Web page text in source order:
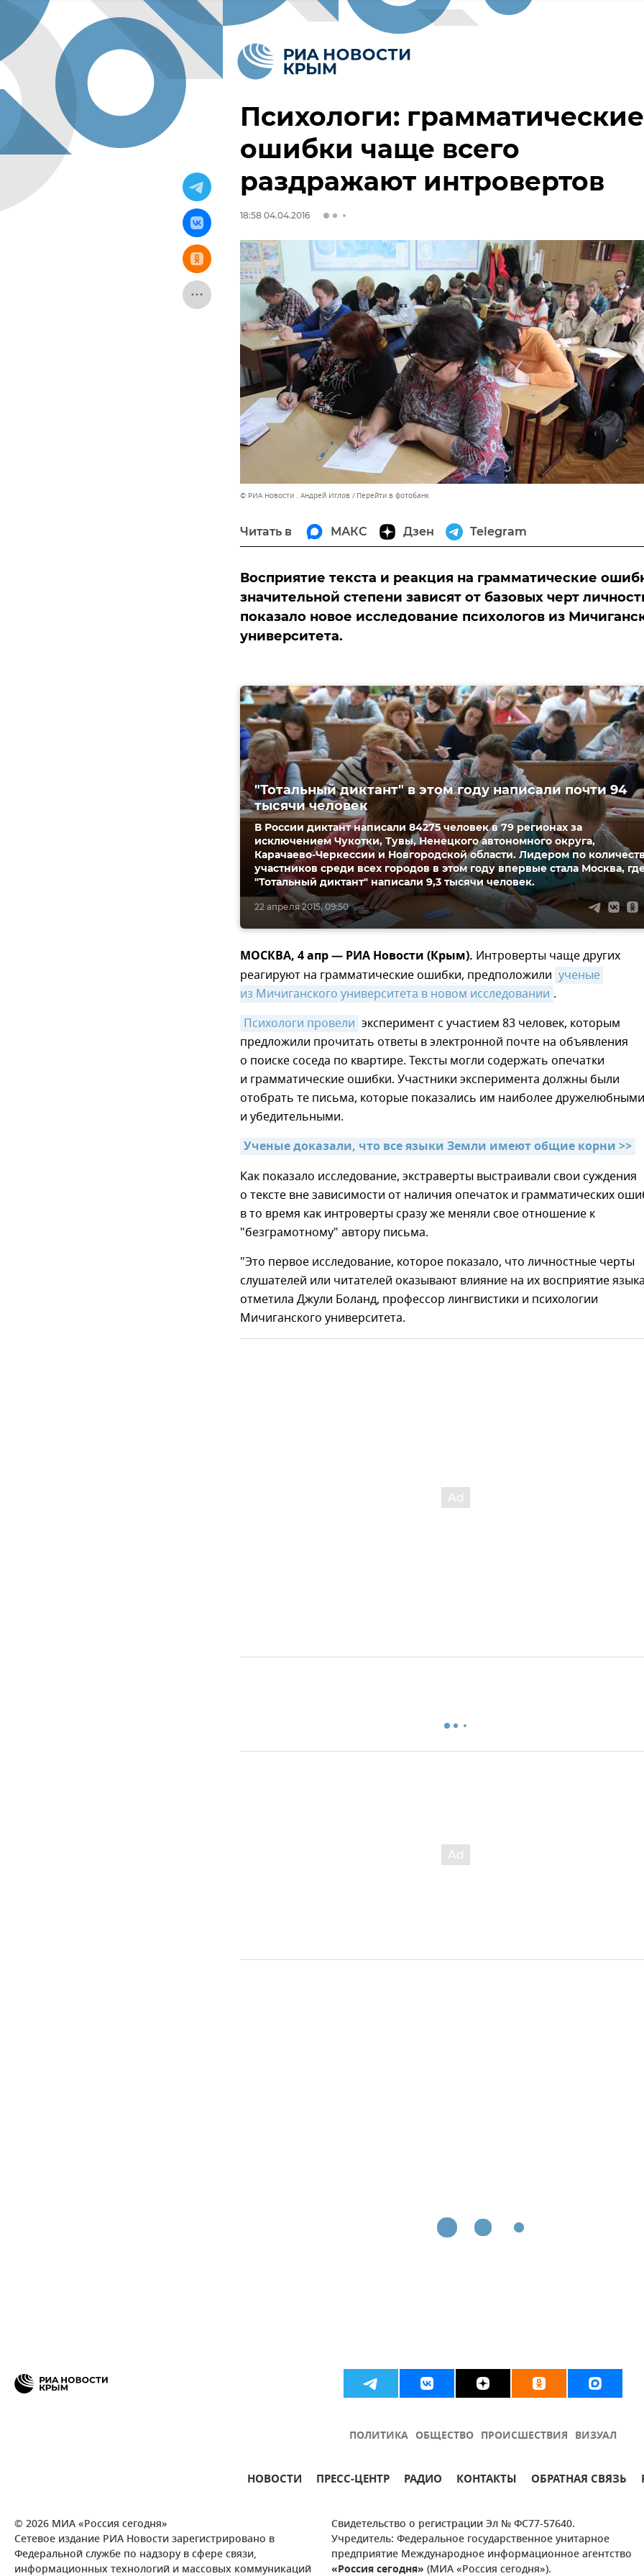
Психологи: грамматические
ошибки чаще всего
раздражают интровертов
18:58 04.04.2016
© РИА Новости . Андрей Иглов Перейти в фотобанк
Читать в МАКС Дзен Telegram
Восприятие текста и реакция на грамматические
значительной степени зависят от базовых черт
показало новое исследование психологов из
университета.
22 апреля 2015, 09:50
"Тотальный диктант" в этом году написали почти 94
тысячи человек
В России диктант написали 84275 человек в 79 регионах за
исключением Чукотки, Тувы, Ненецкого автономного округа,
Карачаево-Черкессии и Новгородской области. Лидером по
участников среди всех городов в этом году впервые стала Москва,
"Тотальный диктант" написали 9,3 тысячи человек.
МОСКВА, 4 апр — РИА Новости (Крым). Интроверты чаще других
реагируют на грамматические ошибки, предположили ученые
из Мичиганского университета в новом исследовании .
Психологи провели эксперимент с участием 83 человек, которым
предложили прочитать ответы в электронной почте на объявления
о поиске соседа по квартире. Тексты могли содержать опечатки
и грамматические ошибки. Участники эксперимента должны были
отобрать те письма, которые показались им наиболее дружелюбными
и убедительными.
Ученые доказали, что все языки Земли имеют общие корни >>
Как показало исследование, экстраверты выстраивали свои суждения
о тексте вне зависимости от наличия опечаток и грамматических
в то время как интроверты сразу же меняли свое отношение к
"безграмотному" автору письма.
"Это первое исследование, которое показало, что личностные черты
слушателей или читателей оказывают влияние на их восприятие
отметила Джули Боланд, профессор лингвистики и психологии
Мичиганского университета.
ПОЛИТИКА ОБЩЕСТВО ПРОИСШЕСТВИЯ ВИЗУАЛ
НОВОСТИ ПРЕСС-ЦЕНТР РАДИО КОНТАКТЫ ОБРАТНАЯ СВЯЗЬ
© 2026 МИА «Россия сегодня»
Сетевое издание РИА Новости зарегистрировано в
Федеральной службе по надзору в сфере связи,
информационных технологий и массовых коммуникаций
Свидетельство о регистрации Эл № ФС77-57640.
Учредитель: Федеральное государственное унитарное
предприятие Международное информационное агентство
«Россия сегодня» (МИА «Россия сегодня»).